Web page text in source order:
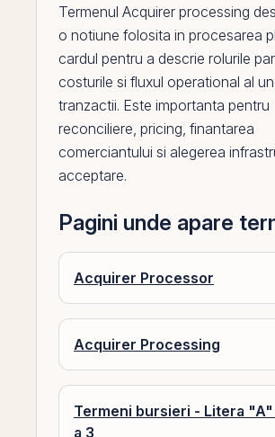
Termenul Acquirer processing
o notiune folosita in procesarea
cardul pentru a descrie rolurile
costurile si fluxul operational al
tranzactii. Este importanta pentru
reconciliere, pricing, finantarea
comerciantului si alegerea
acceptare.
Pagini unde apare
Acquirer Processor
Acquirer Processing
Termeni bursieri - Litera "A"
a 3